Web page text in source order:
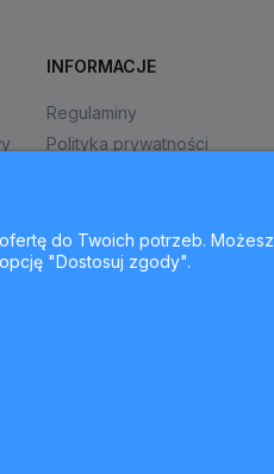
INFORMACJE
Regulaminy
Polityka prywatności
Biała, woj. śląskie
do Twoich potrzeb.
"Dostosuj zgody".